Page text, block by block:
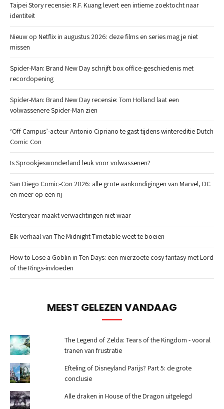
Taipei Story recensie: R.F. Kuang levert een intieme zoektocht naar
identiteit
Nieuw op Netflix in augustus 2026: deze films en series mag je niet
missen
Spider-Man: Brand New Day schrijft box office-geschiedenis met
recordopening
Spider-Man: Brand New Day recensie: Tom Holland laat een
volwassenere Spider-Man zien
‘Off Campus’-acteur Antonio Cipriano te gast tijdens wintereditie Dutch
Comic Con
Is Sprookjeswonderland leuk voor volwassenen?
San Diego Comic-Con 2026: alle grote aankondigingen van Marvel, DC
en meer op een rij
Yesteryear maakt verwachtingen niet waar
Elk verhaal van The Midnight Timetable weet te boeien
How to Lose a Goblin in Ten Days: een mierzoete cosy fantasy met Lord
of the Rings-invloeden
MEEST GELEZEN VANDAAG
The Legend of Zelda: Tears of the Kingdom - vooral
tranen van frustratie
Efteling of Disneyland Parijs? Part 5: de grote
conclusie
Alle draken in House of the Dragon uitgelegd